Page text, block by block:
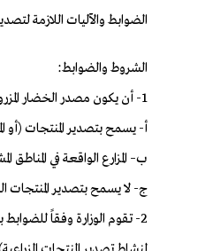
الضوابط والآليات اللازمة
الشروط والضوابط:
1- أن يكون مصدر الخضار المزروع في مساحات مكشوفة من مزارع تقع في منطقة الدرع العربي وتعتمد في الري على المياه المتجددة وفقاً للآتي :
أ- يسمح بتصدير المنتجات (أو
ب– المزارع الواقعة في
ج- لا يسمح بتصدير المنتجات
2- تقوم الوزارة وفقاً